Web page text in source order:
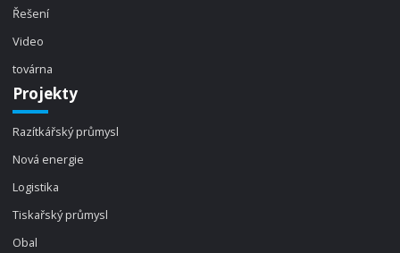
Řešení
Video
továrna
Projekty
Razítkářský průmysl
Nová energie
Logistika
Tiskařský průmysl
Obal